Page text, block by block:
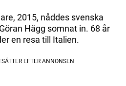
2015, nåddes svenska
Hägg somnat in. 68 år
en resa till Italien.